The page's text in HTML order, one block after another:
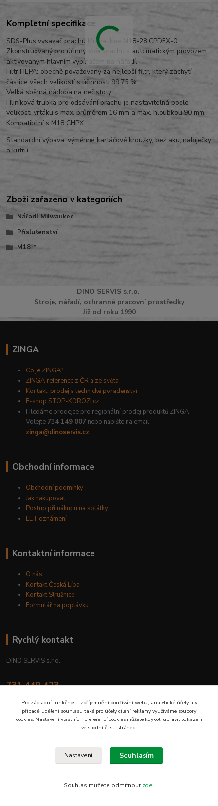
Kompletní specifikace
SDS-Plus vysavač prachu Milwaukee M18-28 CPDEX-0
Zkonstruovaný pro účinný sběr prachu s automatickým provozem
aktivovaným hlavním vypínačem na nářadí.
Filtr HEPA: obecně považovaný za nejlepší filtr, který zachytí
částice všech velikostí s účinností 99,75 %.
Velká sběrná nádoba na nečistoty.
Hliníková trubka pro odsávání prachu je nastavitelná podle
velikosti vrtáku s max. průměrem 16 mm a max. hloubkou 90 mm.
Kompatibilní s M18 CHPX.
Standardní výbava: výměnné kartáčové kroužky, bez aku, nabíječky
a kufru.
Zboží zařazeno v kategoriích
Nářadí Milwaukee
Příslušenství
M18™
DINO SERVISs.r.o.
Stroje, nářadí, ochranné pracovní prostředky
Již od roku 1990
ZINGA
Co je ZINGA?
ZINGA reference z ČR a ze světa
Kontakt: prodej a technické poradenství
E-shop STOP-KOROZI.cz
Hledáme prodejce pro regionální prodej produktů ZINGA.
Volejte 734 149 007 nebo napište na email:
zinga@dinoservis.cz
Obchodní informace
Obchodní podmínky
Jak nakupovat
Postup při nákupu na splátky
EET oznámení
Kontaktní informace
O nás
Kontakt Česká Lípa
Kontakt Stružnice
Formulář na poptávku
Rychlý kontakt
DINO SERVIS s.r.o.
731 449 423
prodejna@dinoservis.cz
Proč nakupovat u nás? Jsme na trhu již od roku 1990.
Pro základní funkčnost, zpříjemnění používání webu, analytické účely a v
případě udělení souhlasu také pro účely cílení reklamy využíváme soubory
cookies. Nastavení vlastních preferencí cookies můžete kdykoli upravit odkazem
ve spodní části stránek.
Nastavení Souhlasím
Souhlas můžete odmítnout zde.